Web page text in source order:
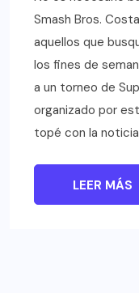
Smash Bros.
aquellos que
los fines de
a un torneo de
organizado por
topé con la noticia
LEER MÁS